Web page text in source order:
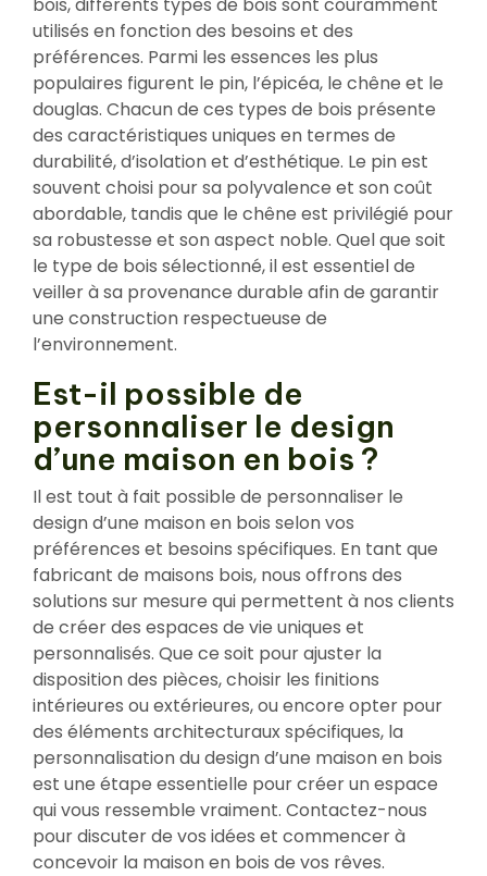
utilisés en fonction des besoins et des
préférences. Parmi les essences les plus
populaires figurent le pin, l’épicéa, le chêne et le
douglas. Chacun de ces types de bois présente
des caractéristiques uniques en termes de
durabilité, d’isolation et d’esthétique. Le pin est
souvent choisi pour sa polyvalence et son coût
abordable, tandis que le chêne est privilégié pour
sa robustesse et son aspect noble. Quel que soit
le type de bois sélectionné, il est essentiel de
veiller à sa provenance durable afin de garantir
une construction respectueuse de
l’environnement.
Est-il possible de
personnaliser le design
d’une maison en bois ?
Il est tout à fait possible de personnaliser le
design d’une maison en bois selon vos
préférences et besoins spécifiques. En tant que
fabricant de maisons bois, nous offrons des
solutions sur mesure qui permettent à nos clients
de créer des espaces de vie uniques et
personnalisés. Que ce soit pour ajuster la
disposition des pièces, choisir les finitions
intérieures ou extérieures, ou encore opter pour
des éléments architecturaux spécifiques, la
personnalisation du design d’une maison en bois
est une étape essentielle pour créer un espace
qui vous ressemble vraiment. Contactez-nous
pour discuter de vos idées et commencer à
concevoir la maison en bois de vos rêves.